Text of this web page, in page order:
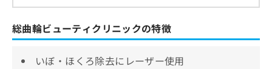
総曲輪ビューティクリニックの特徴
いぼ・ほくろ除去にレーザー使用